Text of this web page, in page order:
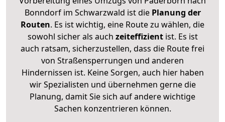
Bonndorf im Schwarzwald ist diePlanung der
Routen. Es ist wichtig, eine Route zu wählen, die
sowohl sicher als auch zeiteffizientist. Es ist
auch ratsam, sicherzustellen, dass die Route frei
von Straßensperrungen und anderen
Hindernissen ist. Keine Sorgen, auch hier haben
wir Spezialisten und übernehmen gerne die
Planung, damit Sie sich auf andere wichtige
Sachen konzentrieren können.